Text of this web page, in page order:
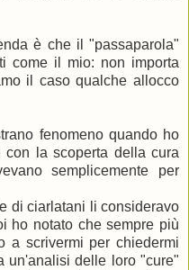
è che il "passaparola"
come il mio: non importa
il caso qualche allocco
fenomeno quando ho
con la scoperta della cura
semplicemente per
di ciarlatani li consideravo
ho notato che sempre più
a scrivermi per chiedermi
un'analisi delle loro "cure"